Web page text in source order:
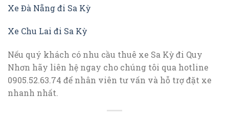
Xe Đà Nẵng đi Sa Kỳ
Xe Chu Lai đi Sa Kỳ
Nếu quý khách có nhu cầu thuê xe Sa Kỳ đi Quy
Nhơn hãy liên hệ ngay cho chúng tôi qua hotline
0905.52.63.74 để nhân viên tư vấn và hỗ trợ đặt xe
nhanh nhất.